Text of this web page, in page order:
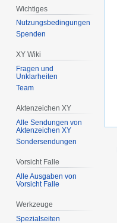
Wichtiges
Nutzungsbedingungen
Spenden
XY Wiki
Fragen und
Unklarheiten
Team
Aktenzeichen XY
Alle Sendungen von
Aktenzeichen XY
Sondersendungen
Vorsicht Falle
Alle Ausgaben von
Vorsicht Falle
Werkzeuge
Spezialseiten